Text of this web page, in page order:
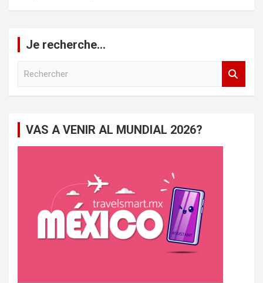
Je recherche…
c
VAS A VENIR AL MUNDIAL 2026?